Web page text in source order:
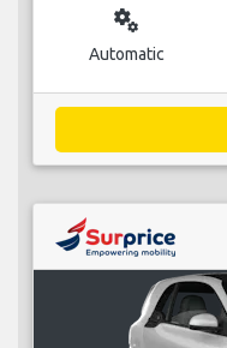
miscellaneous_services
Automatic